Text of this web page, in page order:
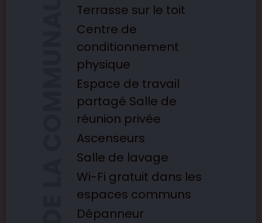
Terrasse sur le toit
Centre de
conditionnement
physique
Espace de travail
partagé Salle de
réunion privée
Ascenseurs
Salle de lavage
Wi-Fi gratuit dans les
espaces communs
Dépanneur